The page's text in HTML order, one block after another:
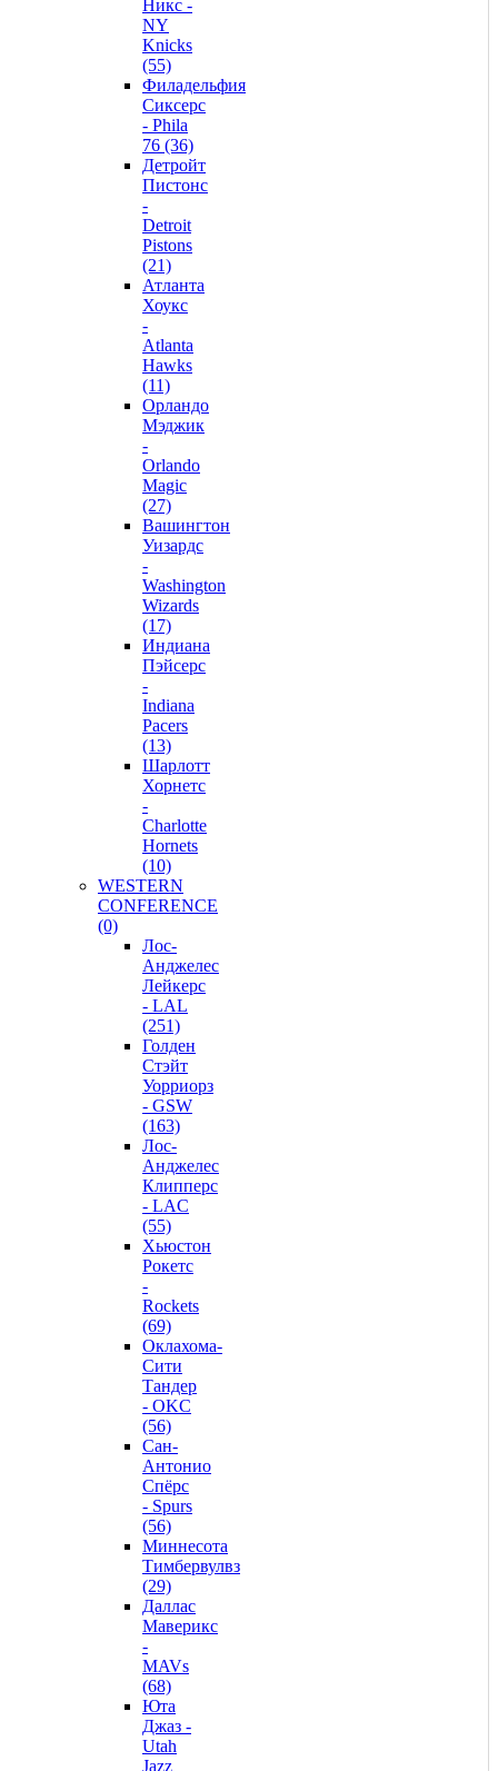
Никс -
NY
Knicks
(55)
Филадельфия
Сиксерс
- Phila
76 (36)
Детройт
Пистонс
-
Detroit
Pistons
(21)
Атланта
Хоукс
-
Atlanta
Hawks
(11)
Орландо
Мэджик
-
Orlando
Magic
(27)
Вашингтон
Уизардс
-
Washington
Wizards
(17)
Индиана
Пэйсерс
-
Indiana
Pacers
(13)
Шарлотт
Хорнетс
-
Charlotte
Hornets
(10)
WESTERN
CONFERENCE
(0)
Лос-
Анджелес
Лейкерс
- LAL
(251)
Голден
Стэйт
Уорриорз
- GSW
(163)
Лос-
Анджелес
Клипперс
- LAC
(55)
Хьюстон
Рокетс
-
Rockets
(69)
Оклахома-
Сити
Тандер
- OKC
(56)
Сан-
Антонио
Спёрс
- Spurs
(56)
Миннесота
Тимбервулвз
(29)
Даллас
Маверикс
-
MAVs
(68)
Юта
Джаз -
Utah
Jazz